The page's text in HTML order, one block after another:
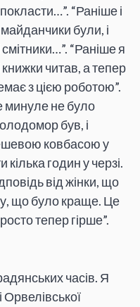
“Раніше і
були, і
“Раніше я
читав, а тепер
з цією роботою”.
не було
був, і
ковбасою у
годин у черзі.
від жінки, що
що було краще. Це
тепер гірше”.
часів. Я